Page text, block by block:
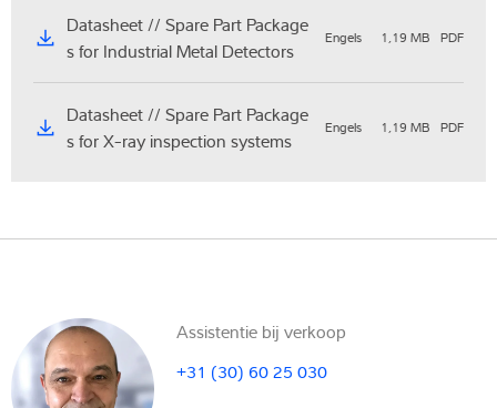
Datasheet // Spare Part Package
s for Industrial Metal Detectors
Engels 1,19 MB PDF
Datasheet // Spare Part Package
s for X-ray inspection systems
Engels 1,19 MB PDF
Assistentie bij verkoop
+31 (30) 60 25 030